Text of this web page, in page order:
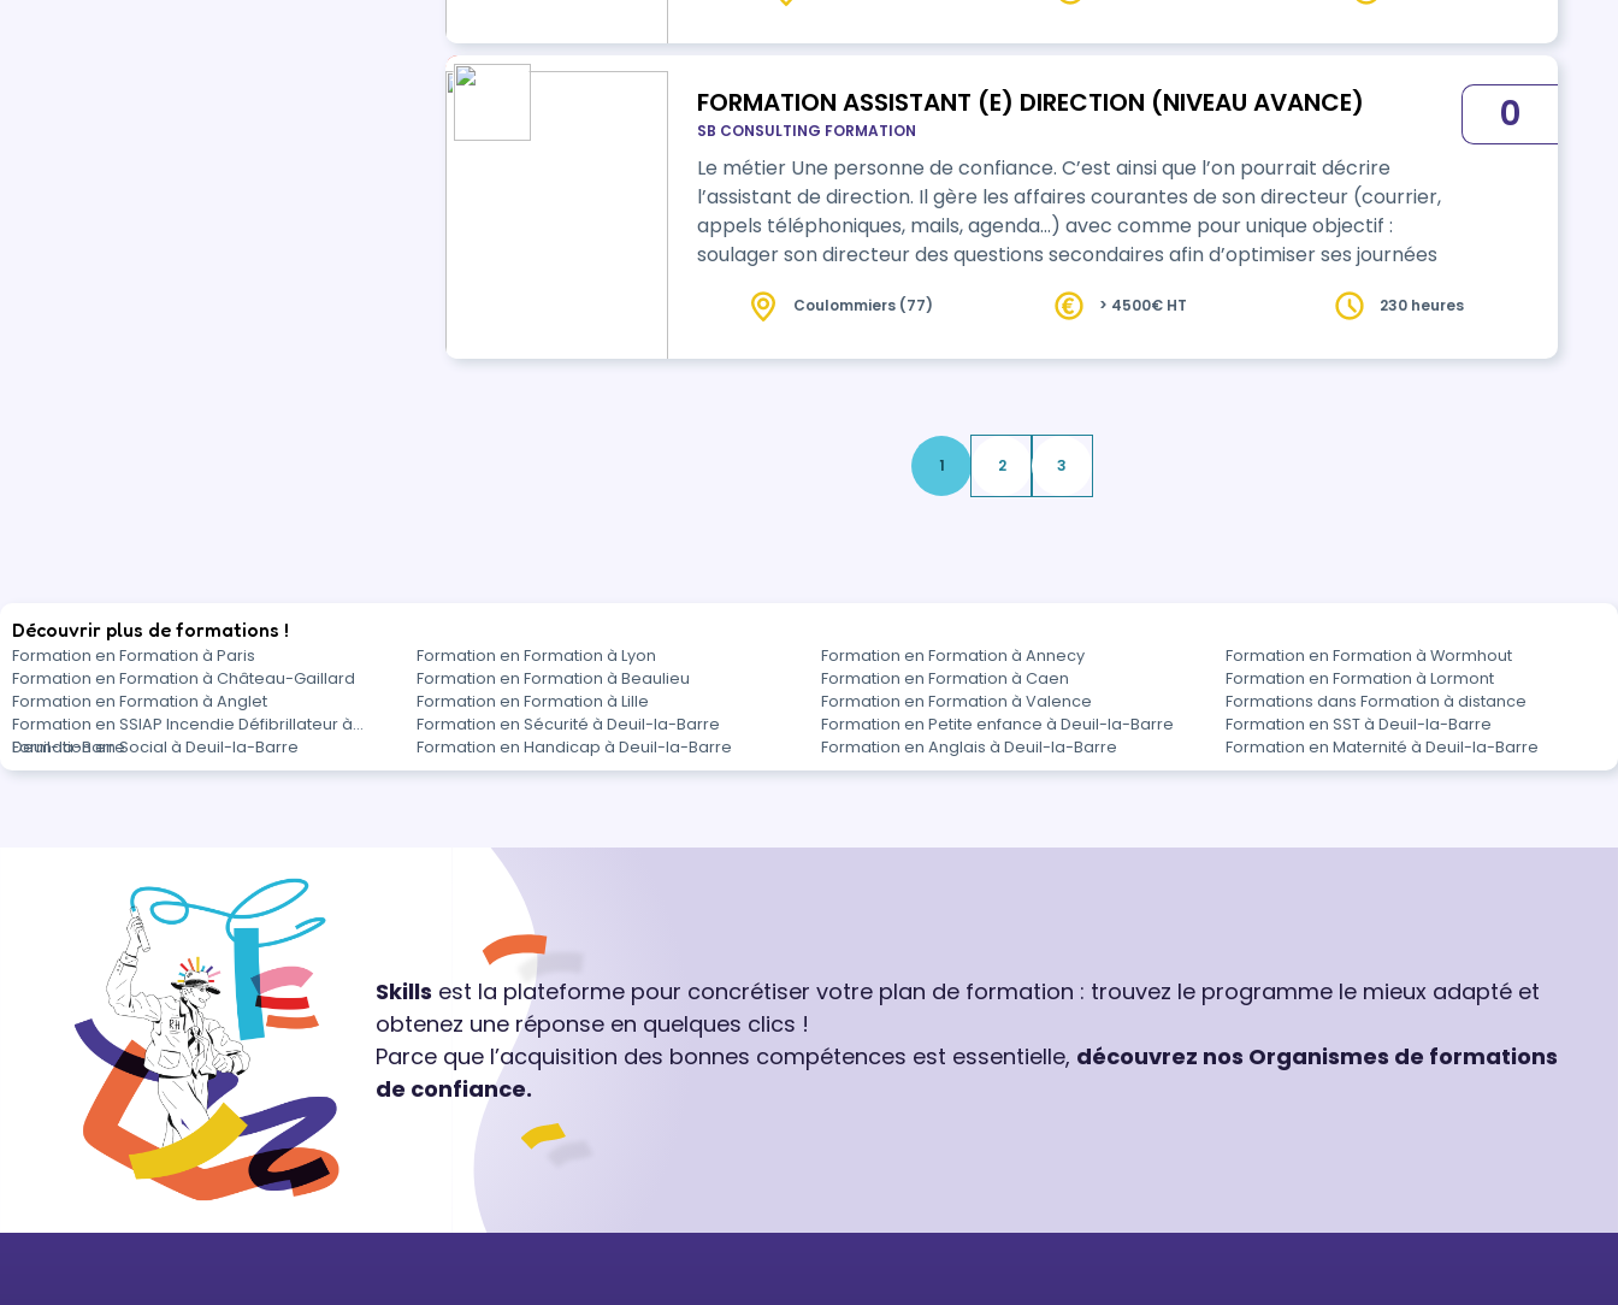
FORMATION ASSISTANT (E) DIRECTION (NIVEAU AVANCE)
SB CONSULTING FORMATION
Le métier Une personne de confiance. C’est ainsi que l’on pourrait décrire
l’assistant de direction. Il gère les affaires courantes de son directeur (courrier,
appels téléphoniques, mails, agenda…) avec comme pour unique objectif :
soulager son directeur des questions secondaires afin d’optimiser ses journées
0
Coulommiers (77) > 4500€ HT 230 heures
1 2 3
Découvrir plus de formations !
Formation en Formation à Paris Formation en Formation à Lyon Formation en Formation à Annecy
Formation en Formation à Wormhout
Formation en Formation à Château-Gaillard
Formation en Formation à Beaulieu Formation en Formation à Caen
Formation en Formation à Lormont
Formation en Formation à Anglet
Formation en Formation à Lille Formation en Formation à Valence
Formations dans Formation à distance
Formation en SSIAP Incendie Défibrillateur à
Deuil-la-Barre
Formation en Sécurité à Deuil-la-Barre Formation en Petite enfance à Deuil-la-Barre
Formation en SST à Deuil-la-Barre
Formation en Social à Deuil-la-Barre
Formation en Handicap à Deuil-la-Barre Formation en Anglais à Deuil-la-Barre Formation en Maternité à Deuil-la-Barre
Skills est la plateforme pour concrétiser votre plan de formation : trouvez le programme le mieux adapté et
obtenez une réponse en quelques clics !
Parce que l’acquisition des bonnes compétences est essentielle, découvrez nos Organismes de formations
de confiance.